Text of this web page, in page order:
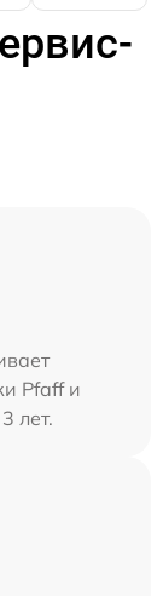
Pfaff и
лет.